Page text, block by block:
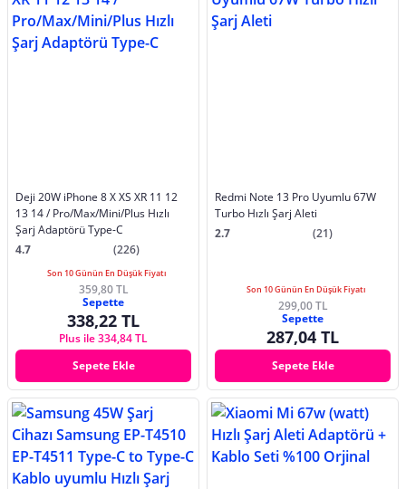
Deji 20W iPhone 8 X XS XR 11 12
13 14 / Pro/Max/Mini/Plus Hızlı
Şarj Adaptörü Type-C
4.7
(226)
Son 10 Günün En Düşük Fiyatı
359,80 TL
Sepette
338,22 TL
Plus ile 334,84 TL
Sepete Ekle
Redmi Note 13 Pro Uyumlu 67W
Turbo Hızlı Şarj Aleti
2.7
(21)
Son 10 Günün En Düşük Fiyatı
299,00 TL
Sepette
287,04 TL
Sepete Ekle